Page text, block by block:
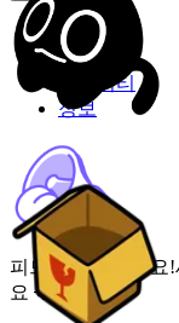
밐타운
피드
커뮤니티
정보
피드가 비어있어요!
요 🌟